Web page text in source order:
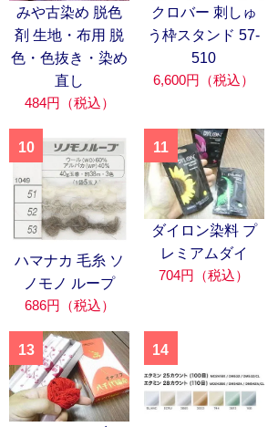
みや古染め 脱色
剤 生地・布用 脱
色・色抜き・染め
直し
484円（税込）
クロバー 刺しゅ
う枠スタンド 57-
510
6,600円（税込）
10
ハマナカ 毛糸 ソ
ノモノ ループ
686円（税込）
11
ダイロン染料 プ
レミアムダイ
704円（税込）
13 14